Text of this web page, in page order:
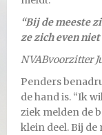
“Bij de meeste
ze zicheven niet
NVABvoorzitter
Penders
de hand is. “Ik
ziek melden de
klein deel. Bij de